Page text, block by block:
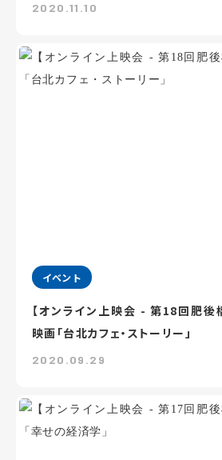
2020.11.10
イベント
【オンライン上映会 - 第18回肥
映画「台北カフェ・ストーリー」
2020.09.29